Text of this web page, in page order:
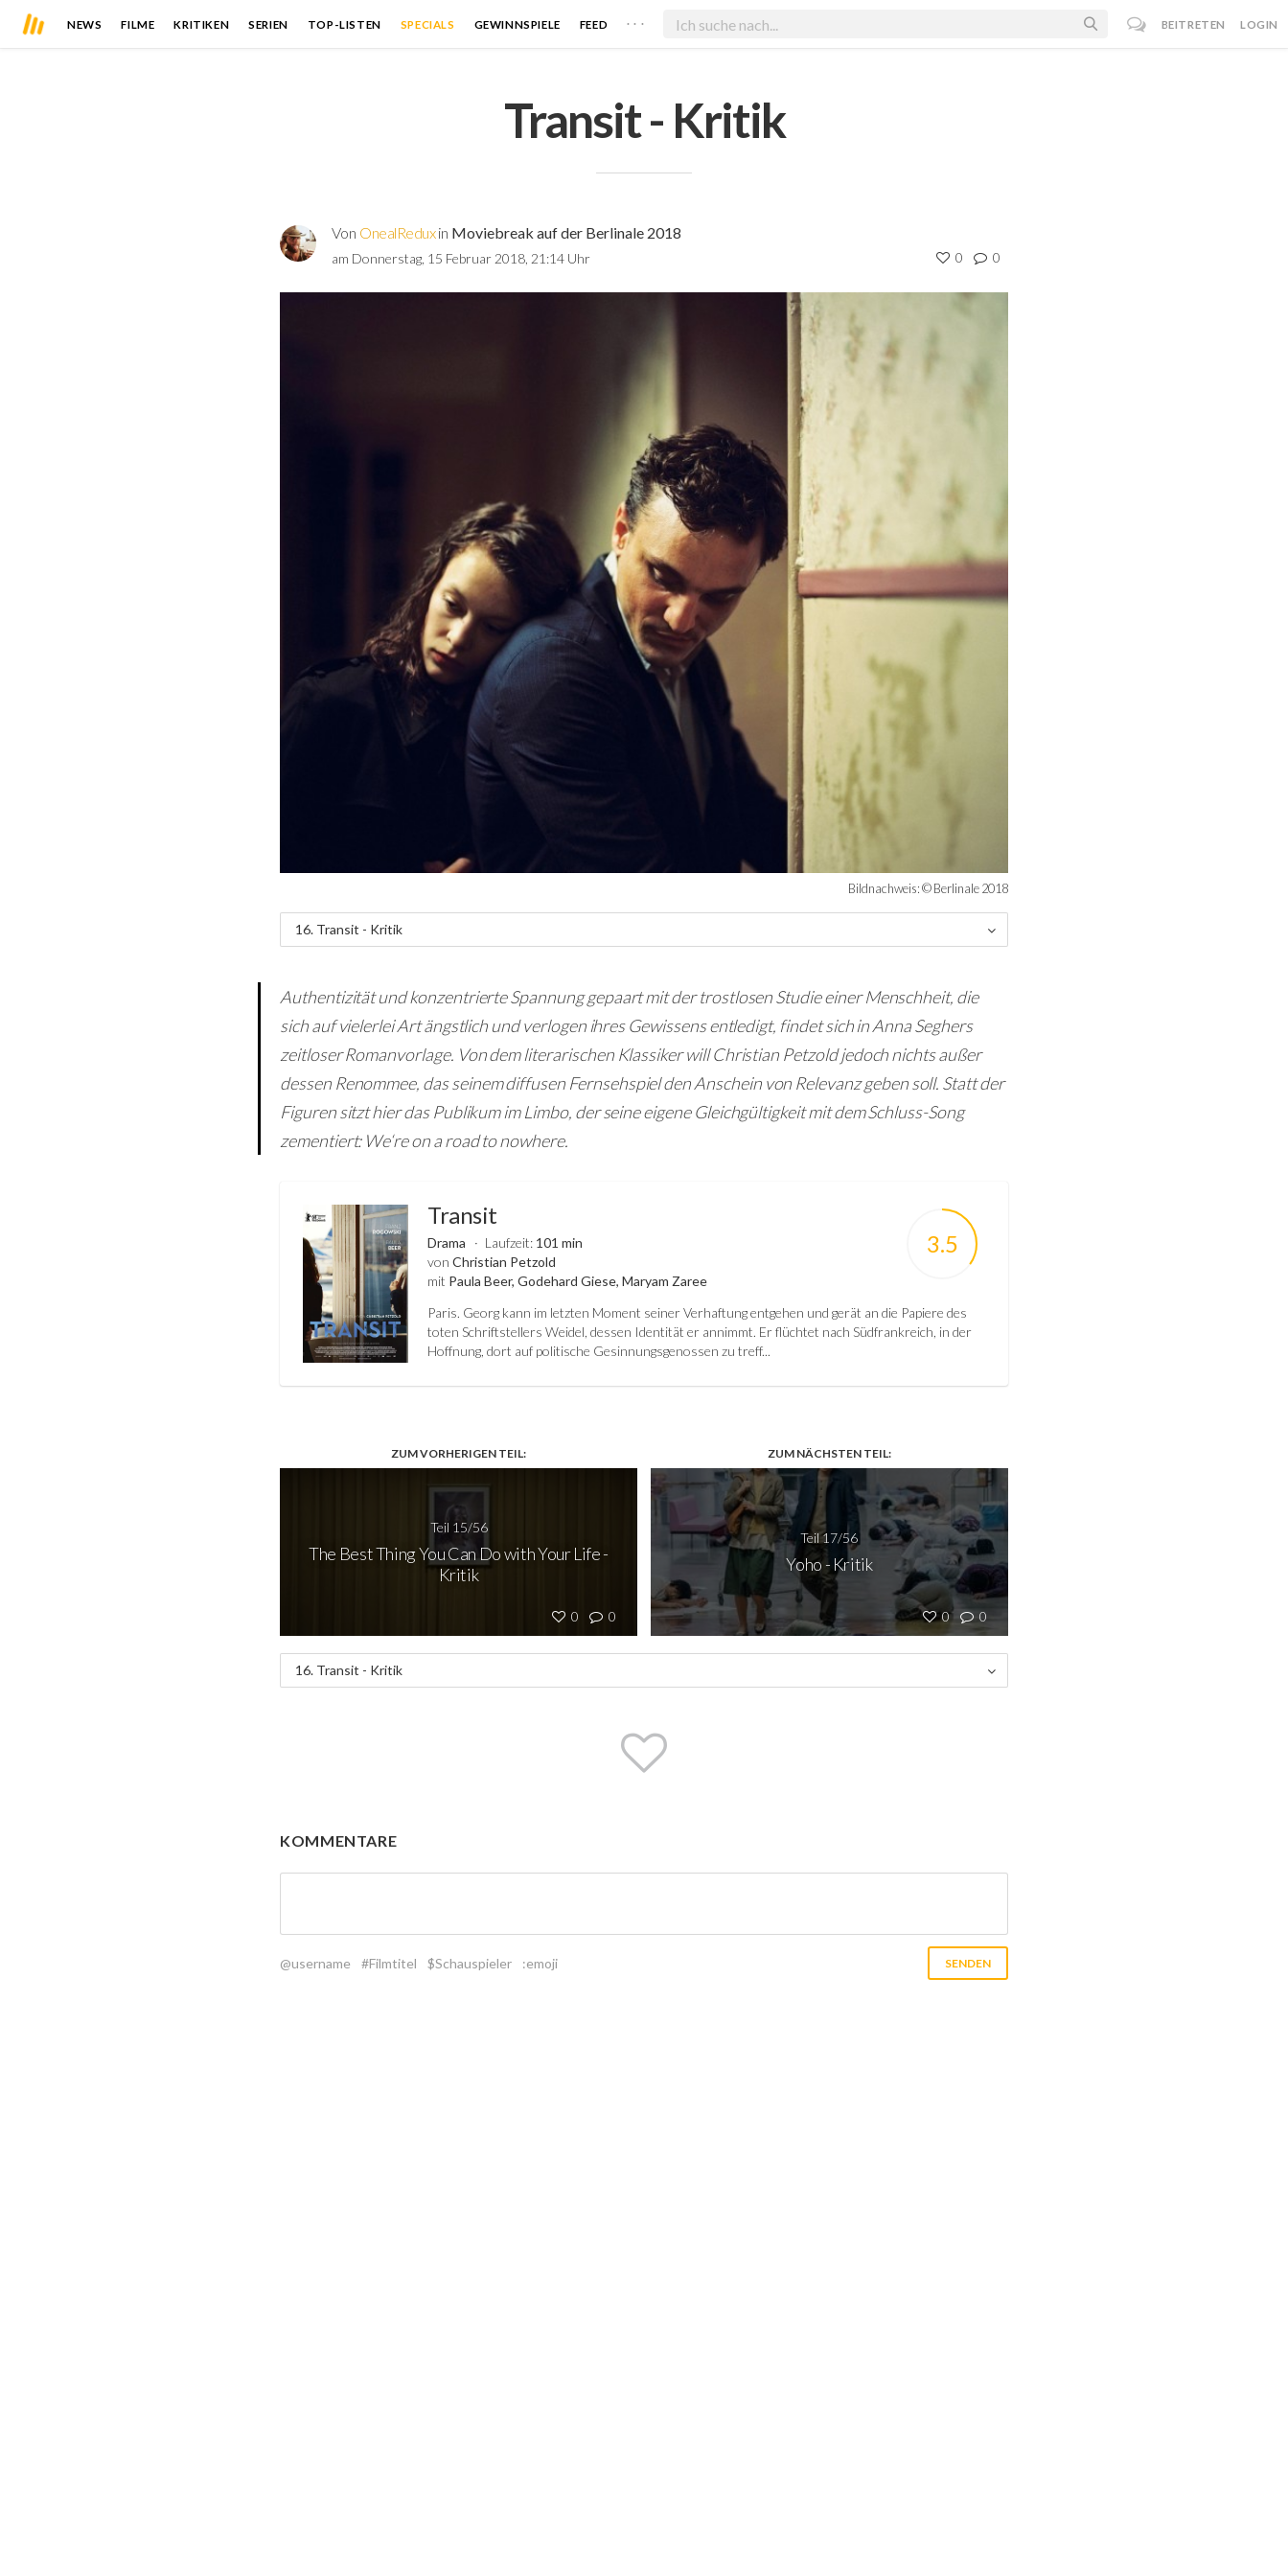
NEWS FILME KRITIKEN SERIEN TOP-LISTEN SPECIALS GEWINNSPIELE FEED . . . BEITRETEN LOGIN
Transit - Kritik
Von OnealReduxin Moviebreak auf der Berlinale 2018
am Donnerstag, 15 Februar 2018, 21:14 Uhr 0 0
Bildnachweis: © Berlinale 2018
16. Transit - Kritik
Authentizität und konzentrierte Spannung gepaart mit der trostlosen Studie einer Menschheit, die
sich auf vielerlei Art ängstlich und verlogen ihres Gewissens entledigt, findet sich in Anna Seghers
zeitloser Romanvorlage. Von dem literarischen Klassiker will Christian Petzold jedoch nichts außer
dessen Renommee, das seinem diffusen Fernsehspiel den Anschein von Relevanz geben soll. Statt der
Figuren sitzt hier das Publikum im Limbo, der seine eigene Gleichgültigkeit mit dem Schluss-Song
zementiert: We‘re on a road to nowhere.
3.5
Transit
Drama Laufzeit: 101 min
von Christian Petzold
mit Paula Beer, Godehard Giese, Maryam Zaree
Paris. Georg kann im letzten Moment seiner Verhaftung entgehen und gerät an die Papiere des
toten Schriftstellers Weidel, dessen Identität er annimmt. Er flüchtet nach Südfrankreich, in der
Hoffnung, dort auf politische Gesinnungsgenossen zu treff...
ZUM VORHERIGEN TEIL:
0 0
Teil 15/56
The Best Thing You Can Do with Your Life -
Kritik
ZUM NÄCHSTEN TEIL:
0 0
Teil 17/56
Yoho - Kritik
16. Transit - Kritik
KOMMENTARE
@username #Filmtitel $Schauspieler :emoji